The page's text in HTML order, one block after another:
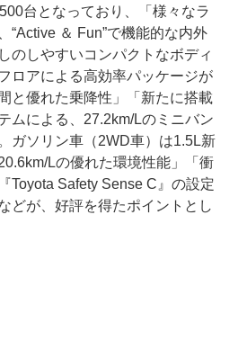
台となっており、「様々なラ
“Active ＆ Fun”で機能的な内外
のしやすいコンパクトなボディ
ロアによる高効率パッケージが
と優れた乗降性」「新たに搭載
ムによる、27.2km/Lのミニバン
ガソリン車（2WD車）は1.5L新
Lの優れた環境性能」「衝
Toyota Safety Sense C』の設定
どが、好評を得たポイントとし